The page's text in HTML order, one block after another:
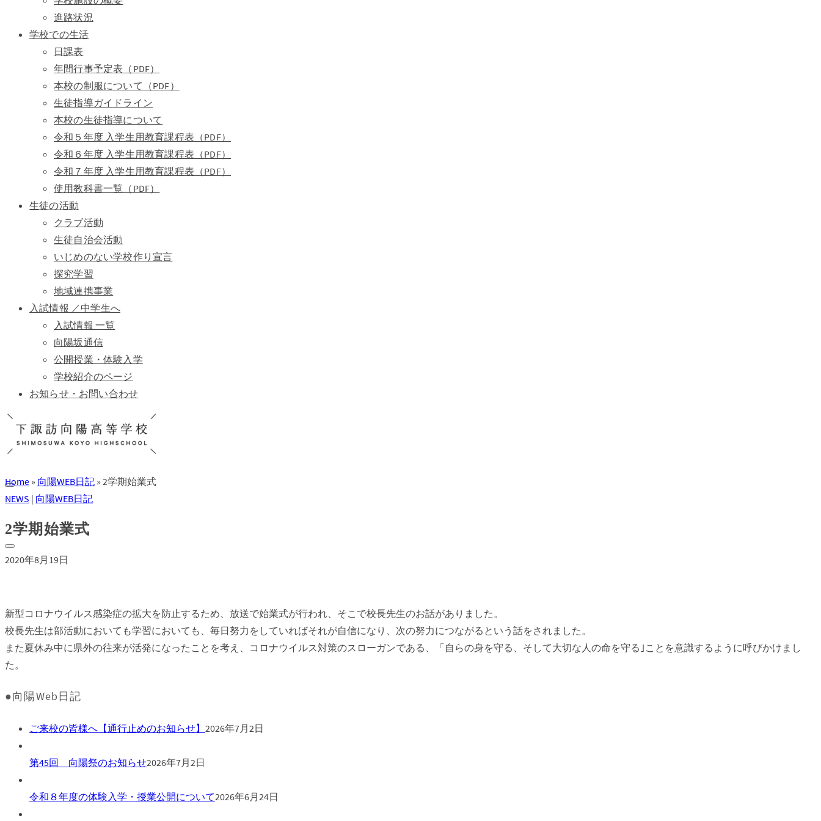
進路状況
学校での生活
日課表
年間行事予定表（PDF）
本校の制服について（PDF）
生徒指導ガイドライン
本校の生徒指導について
令和５年度 入学生用教育課程表（PDF）
令和６年度 入学生用教育課程表（PDF）
令和７年度 入学生用教育課程表（PDF）
使用教科書一覧（PDF）
生徒の活動
クラブ活動
生徒自治会活動
いじめのない学校作り宣言
探究学習
地域連携事業
入試情報 ／中学生へ
入試情報 一覧
向陽坂通信
公開授業・体験入学
学校紹介のページ
お知らせ・お問い合わせ
Home » 向陽WEB日記 » 2学期始業式
NEWS | 向陽WEB日記
2学期始業式
2020年8月19日
新型コロナウイルス感染症の拡大を防止するため、放送で始業式が行われ、そこで校長先生のお話がありました。
校長先生は部活動においても学習においても、毎日努力をしていればそれが自信になり、次の努力につながるという話をされました。
また夏休み中に県外の往来が活発になったことを考え、コロナウイルス対策のスローガンである、「自らの身を守る、そして大切な人の命を守る｣ことを意識するように呼びかけまし
た。
●向陽Web日記
ご来校の皆様へ【通行止めのお知らせ】 2026年7月2日
第45回 向陽祭のお知らせ2026年7月2日
令和８年度の体験入学・授業公開について2026年6月24日